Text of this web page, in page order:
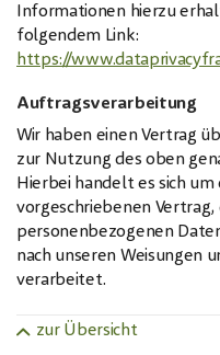
Informationen hierzu
folgendem Link:
https://
Auftragsverarbeitung
Wir haben einen Vertrag
zur Nutzung des oben
Hierbei handelt es sich
vorgeschriebenen
personenbezogenen
nach unseren Weisungen
verarbeitet.
zur Übersicht